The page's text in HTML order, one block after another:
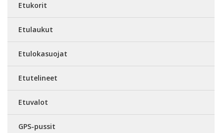
Etukorit
Etulaukut
Etulokasuojat
Etutelineet
Etuvalot
GPS-pussit